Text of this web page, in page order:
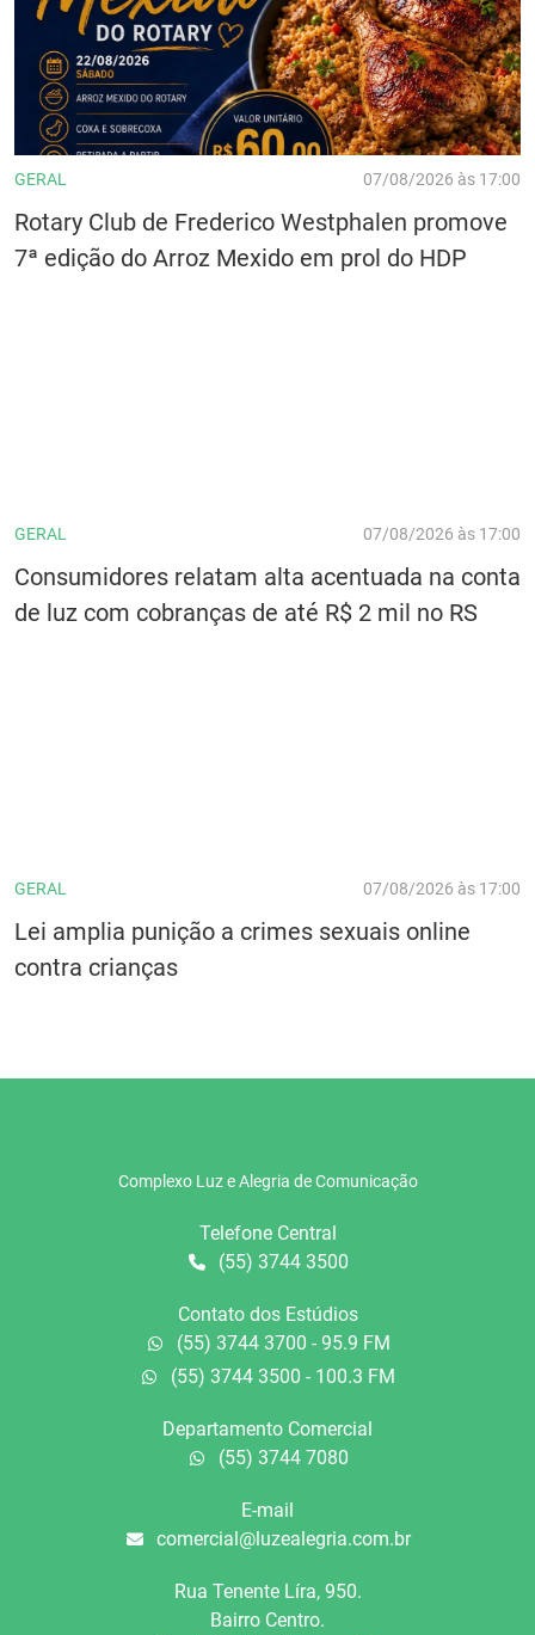
GERAL 07/08/2026 às 17:00
Rotary Club de Frederico Westphalen promove
7ª edição do Arroz Mexido em prol do HDP
GERAL 07/08/2026 às 17:00
Consumidores relatam alta acentuada na conta
de luz com cobranças de até R$ 2 mil no RS
GERAL 07/08/2026 às 17:00
Lei amplia punição a crimes sexuais online
contra crianças
Complexo Luz e Alegria de Comunicação
Telefone Central
(55) 3744 3500
Contato dos Estúdios
(55) 3744 3700 - 95.9 FM
(55) 3744 3500 - 100.3 FM
Departamento Comercial
(55) 3744 7080
E-mail
comercial@luzealegria.com.br
Rua Tenente Líra, 950.
Bairro Centro.